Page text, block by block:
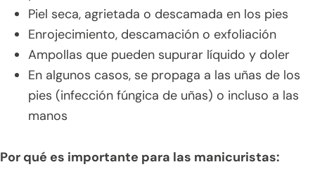
Piel seca, agrietada o descamada en los pies
Enrojecimiento, descamación o exfoliación
Ampollas que pueden supurar líquido y doler
En algunos casos, se propaga a las uñas de los
pies (infección fúngica de uñas) o incluso a las
manos
Por qué es importante para las manicuristas: